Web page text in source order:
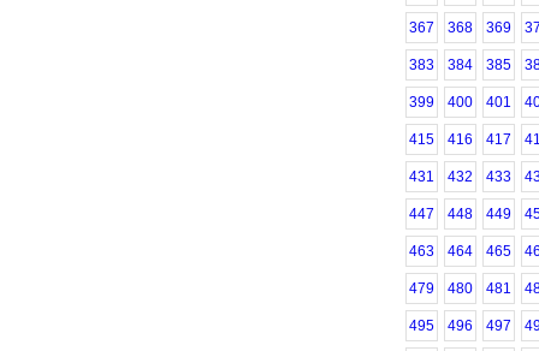
367 368 369
383 384 385
399 400 401
415 416 417
431 432 433
447 448 449
463 464 465
479 480 481
495 496 497